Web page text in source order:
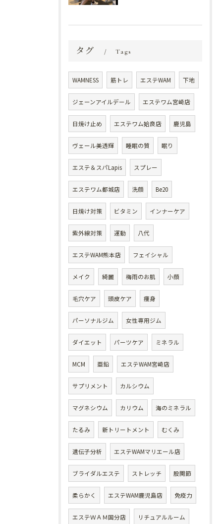
タグ Tags
WAMNESS 筋トレ エステWAM 下地
ジェーンアイルデール エステワム宮崎店
日焼け止め エステワム姶良店 鹿児島
ヴェール美透輝 睡眠の質 眠り
エステ＆スパLapis スプレー
エステワム都城店 洗顔 Be20
日焼け対策 ビタミン インナーケア
紫外線対策 運動 八代
エステWAM熊本店 フェイシャル
メイク 綺麗 梅雨のお肌 小顔
毛穴ケア 頭皮ケア 痩身
パーソナルジム 女性専用ジム
ダイエット パーツケア ミネラル
MCM 亜鉛 エステWAM宮崎店
サプリメント カルシウム
マグネシウム カリウム 海のミネラル
たるみ 新トリートメント むくみ
遺伝子分析 エステWAMマリエール店
ブライダルエステ ストレッチ 股関節
柔らかく エステWAM鹿児島店 免疫力
エステＷＡＭ国分店 リチュアルルーム